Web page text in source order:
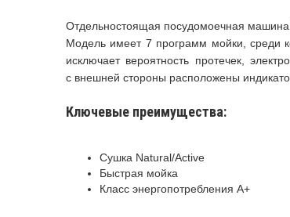
Отдельностоящая посудомоечная
Модель имеет 7 программ мойки, среди
исключает вероятность протечек,
с внешней стороны расположены
Ключевые преимущества:
Сушка Natural/Active
Быстрая мойка
Класс энергопотребления А+